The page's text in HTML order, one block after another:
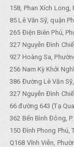
158, Phan Xích Long,
85 Lê Văn Sỹ, quận
265 Điện Biên Phủ,
327 Nguyễn Đình
927 Hoàng Sa,
256 Nam Kỳ Khởi
386 Đường Lê Văn
327 Nguyễn Đình
66 đường 643 (Tạ
362 Bến Bình Đông,
150 Đình Phong Phú,
Q168 Vĩnh Viễn,